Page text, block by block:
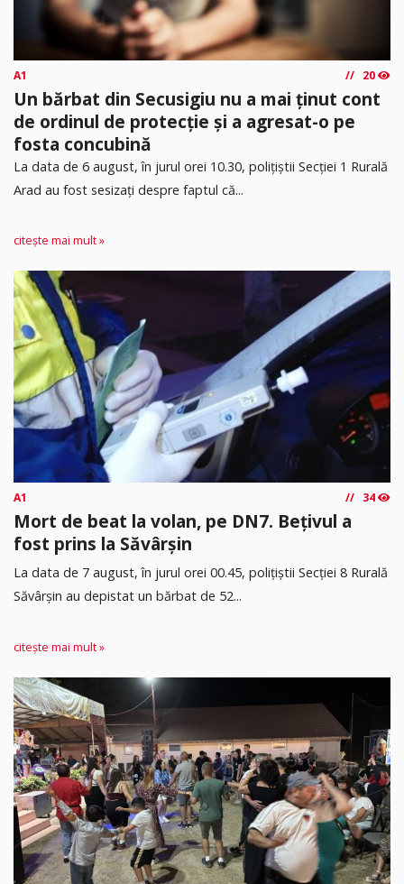
A1 20
Un bărbat din Secusigiu nu a mai ținut cont
de ordinul de protecție și a agresat-o pe
fosta concubină
​La data de 6 august, în jurul orei 10.30, polițiștii Secției 1 Rurală
Arad au fost sesizați despre faptul că...
citește mai mult »
A1 34
Mort de beat la volan, pe DN7. Bețivul a
fost prins la Săvârșin
​La data de 7 august, în jurul orei 00.45, polițiștii Secției 8 Rurală
Săvârșin au depistat un bărbat de 52...
citește mai mult »